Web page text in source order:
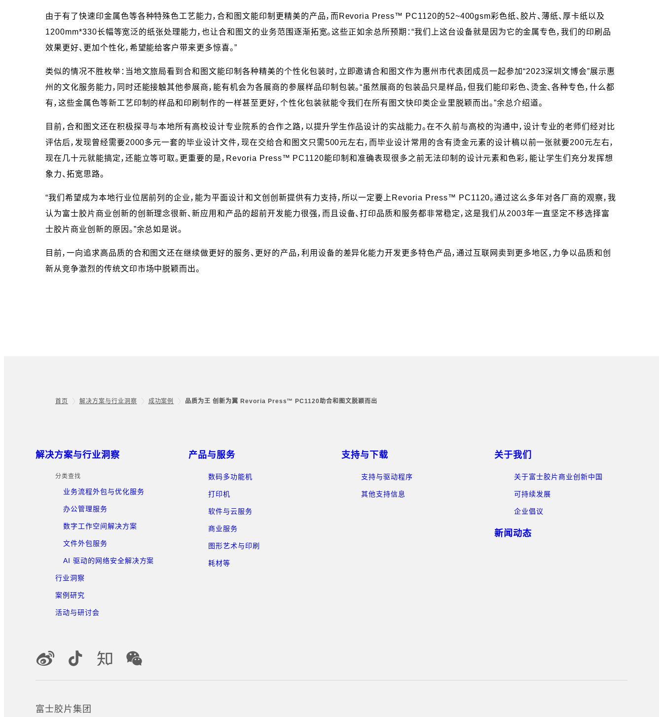
由于有了快速印金属色等各种特殊色工艺能力，合和图文能印制更精美的产品，而Revoria Press™ PC1120的52~400gsm彩色纸、胶片、薄纸、厚卡纸以及
1200mm*330长幅等宽泛的纸张处理能力，也让合和图文的业务范围逐渐拓宽。这些正如余总所预期：“我们上这台设备就是因为它的金属专色，我们的印刷品
效果更好、更加个性化，希望能给客户带来更多惊喜。”
类似的情况不胜枚举：当地文旅局看到合和图文能印制各种精美的个性化包装时，立即邀请合和图文作为惠州市代表团成员一起参加“2023深圳文博会”展示惠
州的文化服务能力，同时还能接触其他参展商，能有机会为各展商的参展样品印制包装。“虽然展商的包装品只是样品，但我们能印彩色、烫金、各种专色，什么都
有，这些金属色等新工艺印制的样品和印刷制作的一样甚至更好，个性化包装就能令我们在所有图文快印类企业里脱颖而出。”余总介绍道。
目前，合和图文还在积极探寻与本地所有高校设计专业院系的合作之路，以提升学生作品设计的实战能力。在不久前与高校的沟通中，设计专业的老师们经对比
评估后，发现曾经需要2000多元一套的毕业设计文件，现在交给合和图文只需500元左右，而毕业设计常用的含有烫金元素的设计稿以前一张就要200元左右，
现在几十元就能搞定，还能立等可取。更重要的是，Revoria Press™ PC1120能印制和准确表现很多之前无法印制的设计元素和色彩，能让学生们充分发挥想
象力、拓宽思路。
“我们希望成为本地行业位居前列的企业，能为平面设计和文创创新提供有力支持，所以一定要上Revoria Press™ PC1120。通过这么多年对各厂商的观察，我
认为富士胶片商业创新的创新理念很新、新应用和产品的超前开发能力很强，而且设备、打印品质和服务都非常稳定，这是我们从2003年一直坚定不移选择富
士胶片商业创新的原因。”余总如是说。
目前，一向追求高品质的合和图文还在继续做更好的服务、更好的产品，利用设备的差异化能力开发更多特色产品，通过互联网卖到更多地区，力争以品质和创
新从竞争激烈的传统文印市场中脱颖而出。
首页 解决方案与行业洞察 成功案例 品质为王 创新为翼 Revoria Press™ PC1120助合和图文脱颖而出
网站地图
解决方案与行业洞察
分类查找
业务流程外包与优化服务
办公管理服务
数字工作空间解决方案
文件外包服务
AI 驱动的网络安全解决方案
行业洞察
案例研究
活动与研讨会
产品与服务
数码多功能机
打印机
软件与云服务
商业服务
图形艺术与印刷
耗材等
支持与下载
支持与驱动程序
其他支持信息
关于我们
关于富士胶片商业创新中国
可持续发展
企业倡议
新闻动态
官方社交媒体账号
富士胶片集团